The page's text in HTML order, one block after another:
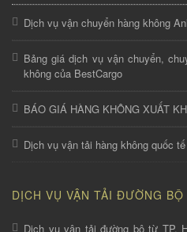
Dịch vụ vận chuyển hàng không
Bảng giá dịch vụ vận chuyển,
không của BestCargo
BÁO GIÁ HÀNG KHÔNG XUẤT
Dịch vụ vận tải hàng không quốc
DỊCH VỤ VẬN TẢI ĐƯỜNG BỘ
Dịch vụ vận tải đường bộ từ TP.